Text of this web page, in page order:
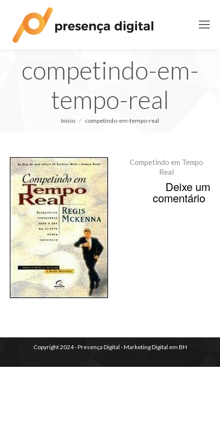
competindo-em-
tempo-real
Você está aqui:
Início competindo-em-tempo-real
Competindo em Tempo
Real
Deixe um
comentário
Copyright 2024 - Presença Digital - Marketing Digital em BH